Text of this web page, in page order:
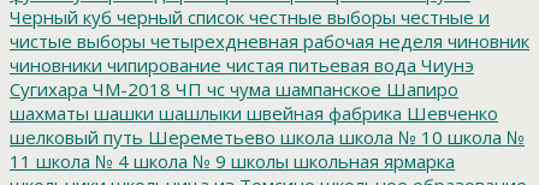
Черный куб черный список честные выборы честные и
чистые выборы четырехдневная рабочая неделя чиновник
чиновники чипирование чистая питьевая вода Чиунэ
Сугихара ЧМ-2018 ЧП чс чума шампанское Шапиро
шахматы шашки шашлыки швейная фабрика Шевченко
шелковый путь Шереметьево школа школа № 10 школа №
11 школа № 4 школа № 9 школы школьная ярмарка